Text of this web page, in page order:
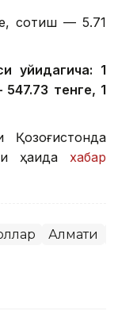
сотиш — 5.71
қуйидагича: 1
тенге, 1
ҳақида хабар
Алмати